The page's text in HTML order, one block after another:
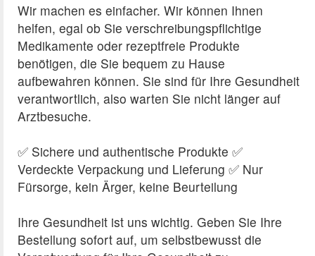
Wir machen es einfacher. Wir können Ihnen
helfen, egal ob Sie verschreibungspflichtige
Medikamente oder rezeptfreie Produkte
benötigen, die Sie bequem zu Hause
aufbewahren können. Sie sind für Ihre Gesundheit
verantwortlich, also warten Sie nicht länger auf
Arztbesuche.
✅ Sichere und authentische Produkte ✅
Verdeckte Verpackung und Lieferung ✅ Nur
Fürsorge, kein Ärger, keine Beurteilung
Ihre Gesundheit ist uns wichtig. Geben Sie Ihre
Bestellung sofort auf, um selbstbewusst die